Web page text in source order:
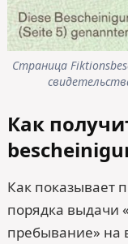
Страница
Как
Как показывает
порядка выдачи
пребывание» на